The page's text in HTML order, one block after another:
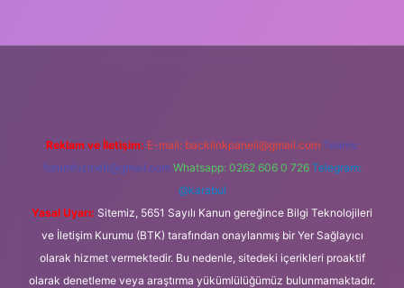
Reklam ve İletişim: E-mail: backlinkpaneli@gmail.com Teams:
forumhizmeti@gmail.com Whatsapp: 0262 606 0 726 Telegram:
@karabul
Yasal Uyarı: Sitemiz, 5651 Sayılı Kanun gereğince Bilgi Teknolojileri
ve İletişim Kurumu (BTK) tarafından onaylanmış bir Yer Sağlayıcı
olarak hizmet vermektedir. Bu nedenle, sitedeki içerikleri proaktif
olarak denetleme veya araştırma yükümlülüğümüz bulunmamaktadır.